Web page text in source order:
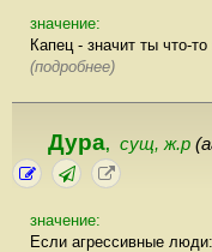
значение:
Капец - значит ты что-то
(подробнее)
Дура, сущ, ж.р
значение:
Если агрессивные